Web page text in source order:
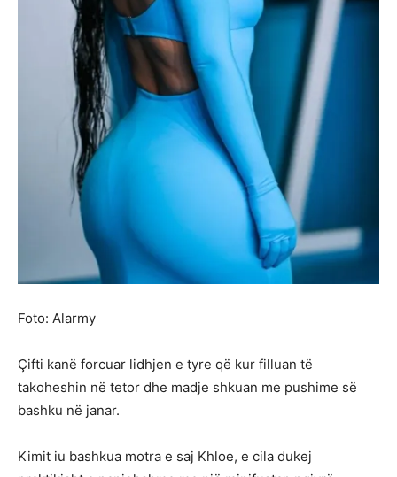
Foto: Alarmy
Çifti kanë forcuar lidhjen e tyre që kur filluan të
takoheshin në tetor dhe madje shkuan me pushime së
bashku në janar.
Kimit iu bashkua motra e saj Khloe, e cila dukej